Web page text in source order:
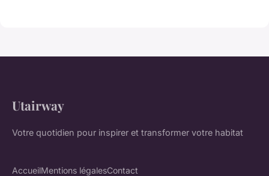
Utairway
Votre quotidien pour inspirer et transformer votre habitat
AccueilMentions légalesContact